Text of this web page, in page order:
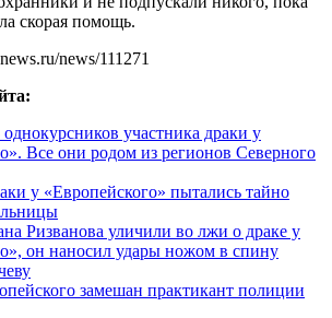
скорая помощь.
news/111271
участника драки у
Все они родом из регионов Северного
у «Европейского» пытались тайно
Ризванова уличили во лжи о драке у
он наносил удары ножом в спину
замешан практикант полиции